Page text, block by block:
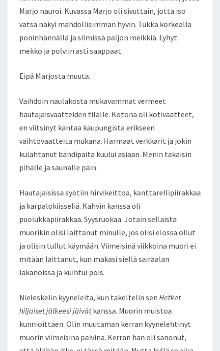
Marjo nauroi. Kuvassa Marjo oli sivuttain, jotta iso
vatsa näkyi mahdollisimman hyvin. Tukka korkealla
poninhännällä ja silmissä paljon meikkiä. Lyhyt
mekko ja polviin asti saappaat.
Eipä Marjosta muuta.
Vaihdoin naulakosta mukavammat vermeet
hautajaisvaatteiden tilalle. Kotona oli kotivaatteet,
en viitsinyt kantaa kaupungista erikseen
vaihtovaatteita mukana. Harmaat verkkarit ja jokin
kulahtanut bändipaita kuului asiaan. Menin takaisin
pihalle ja saunalle päin.
Hautajaisissa syötiin hirvikeittoa, kanttarellipiirakkaa
ja karpalokiisseliä. Kahvin kanssa oli
puolukkapiirakkaa. Syysruokaa. Jotain sellaista
muorikin olisi laittanut minulle, jos olisi elossa ollut
ja olisin tullut käymään. Viimeisinä viikkoina muori ei
mitään laittanut, kun makasi siellä sairaalan
lakanoissa ja kuihtui pois.
Nieleskelin kyyneleitä, kun takeltelin sen Hetket
hiljaiset jälkeesi jäivätkanssa. Muorin muistoa
kunnioittaen. Olin muutaman kerran kyynelehtinyt
muorin viimeisinä päivinä. Kerran hän oli sanonut,